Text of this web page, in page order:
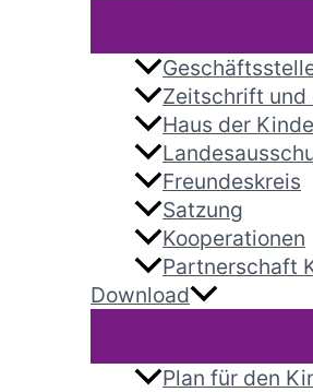
Zeitschrift und
Haus der
Freundeskreis
Satzung
Kooperationen
Partnerschaft
Download
Plan für den